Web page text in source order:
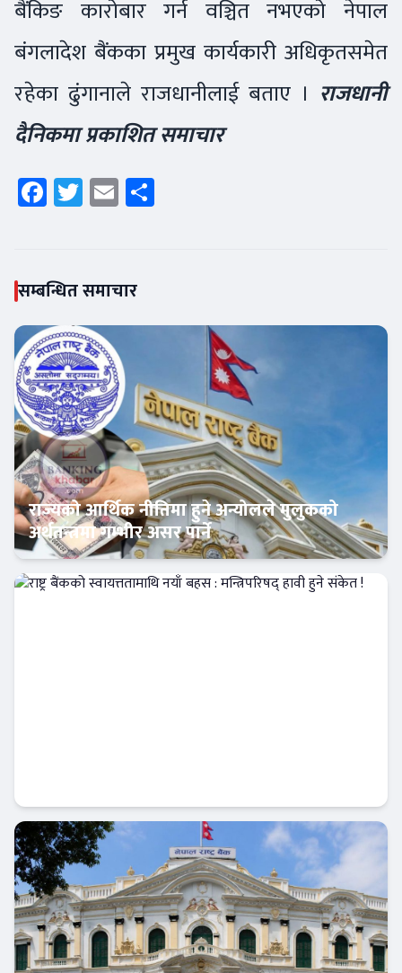
बैंकिङ कारोबार गर्न वञ्चित नभएको नेपाल
बंगलादेश बैंकका प्रमुख कार्यकारी अधिकृतसमेत
रहेका ढुंगानाले राजधानीलाई बताए । राजधानी
दैनिकमा प्रकाशित समाचार
Facebook
Twitter
Email
सम्बन्धित समाचार
Banner News
राज्यको आर्थिक नीतिमा हुने अन्योलले मुलुकको
अर्थतन्त्रमा गम्भीर असर पार्ने
आजको विशेष